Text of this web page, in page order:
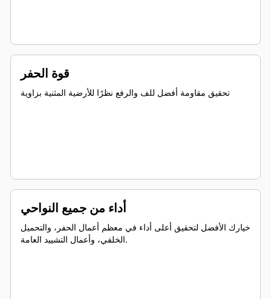
قوة الحفر
تحقيق مقاومة أفضل للف والرفع نظرًا للأرضية المثنية بزاوية
أداء من جميع النواحي
خيارك الأفضل لتحقيق أعلى أداء في معظم أعمال الحفر، والتحميل
الخلفي، وأعمال التشييد العامة.